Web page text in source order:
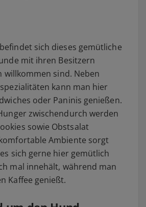
sich dieses gemütliche
mit ihren Besitzern
willkommen sind. Neben
kann man hier
oder Paninis genießen.
zwischendurch werden
sowie Obstsalat
Ambiente sorgt
sich gerne hier gemütlich
mal innehält, während man
Kaffee genießt.